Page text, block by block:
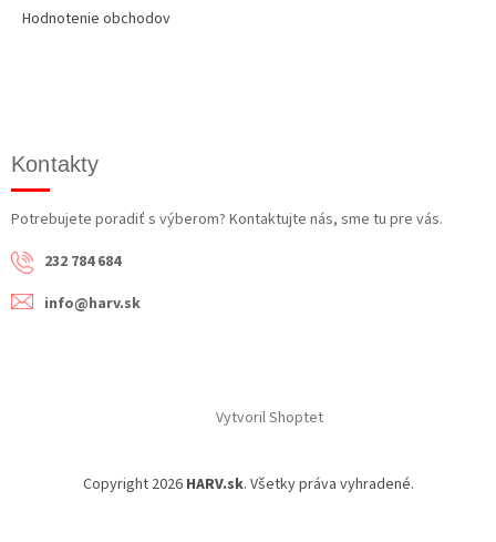
Hodnotenie obchodov
Kontakty
Potrebujete poradiť s výberom? Kontaktujte nás, sme tu pre vás.
232 784 684
info@harv.sk
Vytvoril Shoptet
Copyright 2026 HARV.sk. Všetky práva vyhradené.